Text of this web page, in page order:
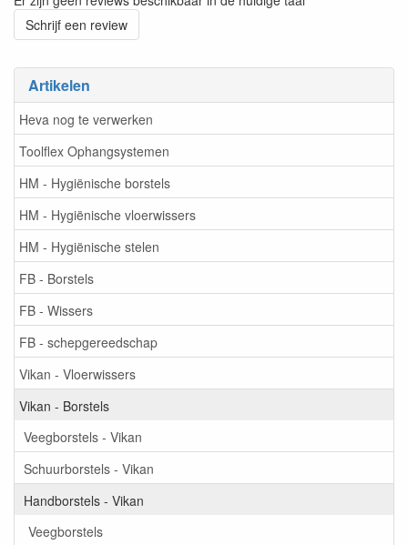
Artikelen
Heva nog te verwerken
Toolflex Ophangsystemen
HM - Hygiënische borstels
HM - Hygiënische vloerwissers
HM - Hygiënische stelen
FB - Borstels
FB - Wissers
FB - schepgereedschap
Vikan - Vloerwissers
Vikan - Borstels
Veegborstels - Vikan
Schuurborstels - Vikan
Handborstels - Vikan
Veegborstels
Schrijf een review